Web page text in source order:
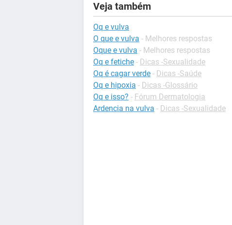
Veja também
Oq e vulva
O que e vulva - Melhores respostas
Oque e vulva - Melhores respostas
Oq e fetiche - Dicas -Sexualidade
Oq é cagar verde - Dicas -Saúde
Oq e hipoxia - Dicas -Glossário
Oq e isso? - Fórum Dermatologia
Ardencia na vulva - Dicas -Sexualidade